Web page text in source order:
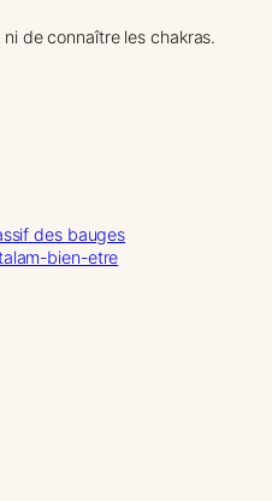
de connaître les chakras.
des bauges
bien-etre